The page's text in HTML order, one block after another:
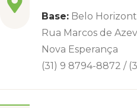
Base: Belo
Rua Marcos de
Nova Esperança
(31) 9 8794-8872 /